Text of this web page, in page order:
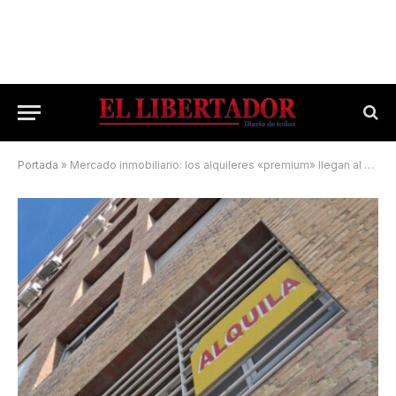
Portada » Mercado inmobiliario: los alquileres «premium» llegan al millón de pesos